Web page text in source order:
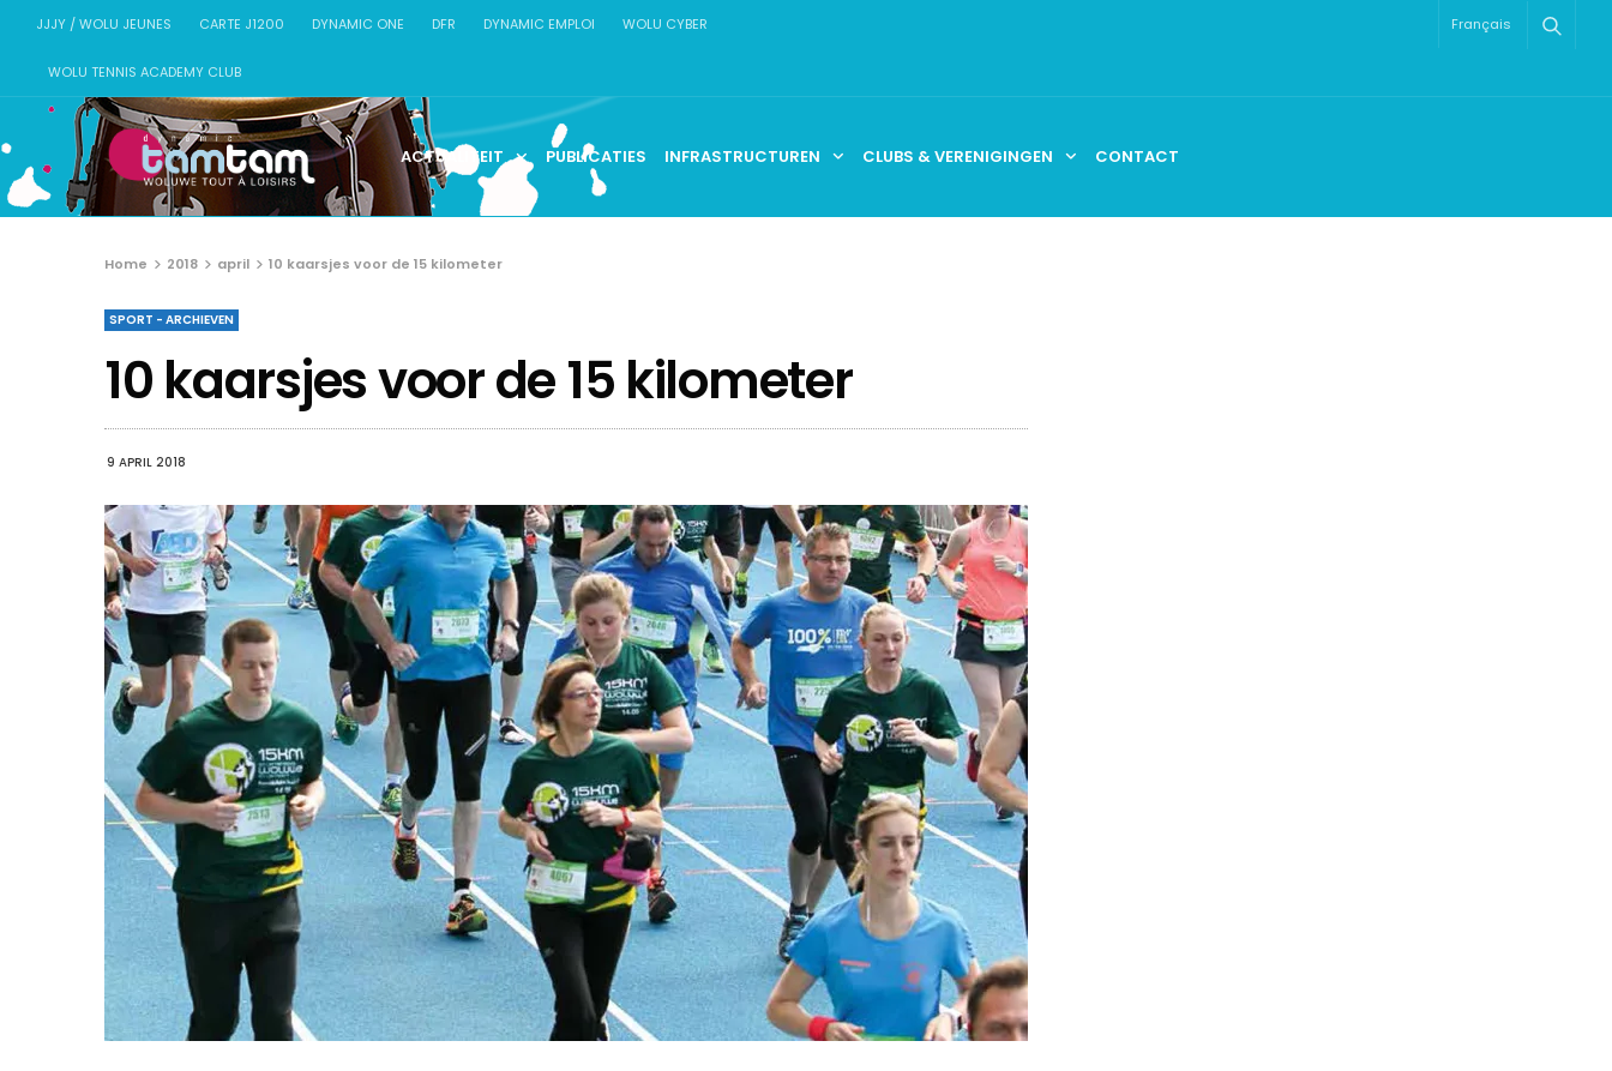
JJJY / WOLU JEUNES CARTE J1200 DYNAMIC ONE DFR DYNAMIC EMPLOI WOLU CYBER
WOLU TENNIS ACADEMY CLUB
Français
ACTUALITEIT PUBLICATIES INFRASTRUCTUREN CLUBS & VERENIGINGEN CONTACT
Home 2018 april 10 kaarsjes voor de 15 kilometer
SPORT - ARCHIEVEN
10 kaarsjes voor de 15 kilometer
9 APRIL 2018